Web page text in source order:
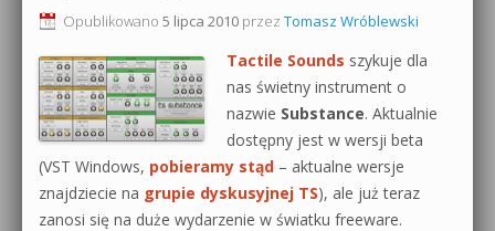
Synteza dźwięku 🔥
Produkcja muzyczna w praktyce
Bitwig Studio od podstaw
Produkcja muzyczna od podstaw
Sylenth1 od podstaw
0dB.pl
Newsletter
Opublikowano 5 lipca 2010 przez Tomasz Wróblewski
Tactile Sounds szykuje dla
nas świetny instrument o
nazwie Substance. Aktualnie
dostępny jest w wersji beta
(VST Windows, pobieramy stąd – aktualne wersje
znajdziecie na grupie dyskusyjnej TS), ale już teraz
zanosi się na duże wydarzenie w światku freeware.